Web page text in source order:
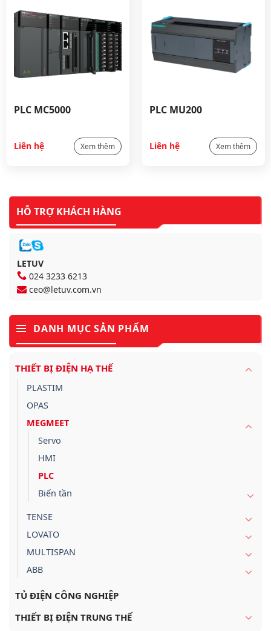
HỖ TRỢ KHÁCH HÀNG
LETUV
024 3233 6213
ceo@letuv.com.vn
DANH MỤC SẢN PHẨM
THIẾT BỊ ĐIỆN HẠ THẾ
PLASTIM
OPAS
MEGMEET
Servo
HMI
PLC
Biến tần
TENSE
LOVATO
MULTISPAN
ABB
TỦ ĐIỆN CÔNG NGHIỆP
THIẾT BỊ ĐIỆN TRUNG THẾ
PLC MC5000
Liên hệ Xem thêm
PLC MU200
Liên hệ Xem thêm